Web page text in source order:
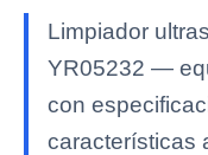
Limpiador
YR05232 —
con
características